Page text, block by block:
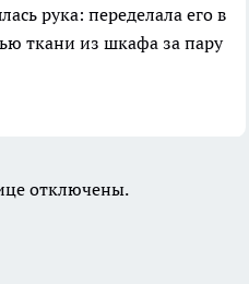
рука: переделала его в
ткани из шкафа за пару
отключены.